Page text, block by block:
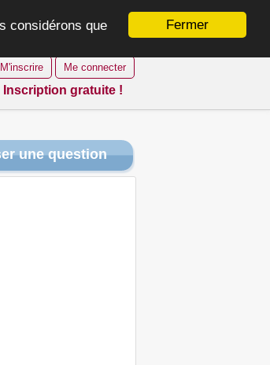
Fermer
considérons que
M'inscrire Me connecter
Inscription gratuite !
une question